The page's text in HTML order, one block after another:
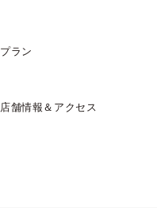
プラン
店舗情報＆アクセス